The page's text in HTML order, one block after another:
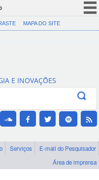
CORONAVÍRUS (COVID-19)
Canais
MAPA DO SITE
E INOVAÇÕES
Serviços
E-mail do Pesquisador
Área de imprensa